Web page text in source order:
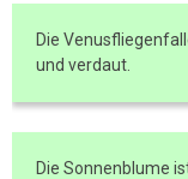
Die
und verdaut.
Die Sonnenblume